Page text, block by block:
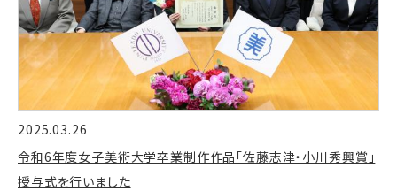
2025.03.26
令和6年度女子美術大学卒業制作作品「佐藤志津・小川秀興賞」
授与式を行いました